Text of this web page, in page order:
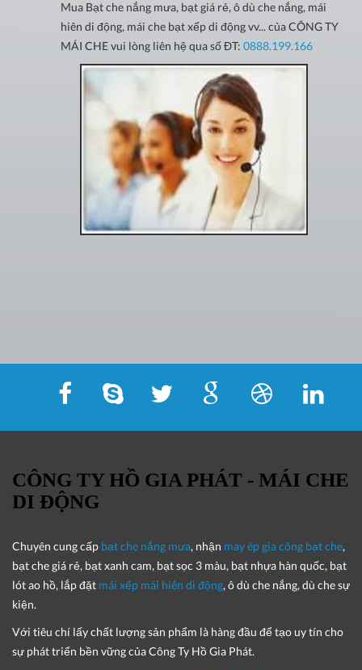
Mua Bạt che nắng mưa, bạt giá rẻ, ô dù che nắng, mái
hiên di động, mái che bạt xếp di động vv... của CÔNG TY
MÁI CHE vui lòng liên hệ qua số ĐT: 0888.199.166
CÔNG TY HỒ GIA PHÁT - MÁI CHE
DI ĐỘNG
Chuyên cung cấp bạt che nắng mưa, nhận may ép gia công bạt che,
bạt che giá rẻ, bạt xanh cam, bạt sọc 3 màu, bạt nhựa hàn quốc, bạt
lót ao hồ, lắp đặt mái xếp mái hiên di động, ô dù che nắng, dù che sự
kiện.
Với tiêu chí lấychất lượng sản phẩm là hàng đầu để tạo uy tín cho
sự phát triển bền vững củaCông Ty Hồ Gia Phát.